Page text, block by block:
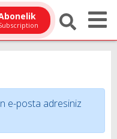
e-posta adresiniz